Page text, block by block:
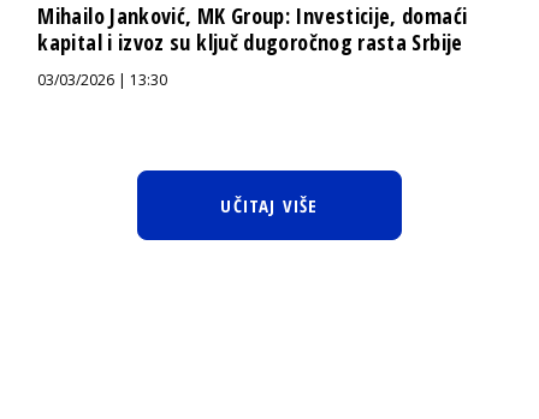
Mihailo Janković, MK Group: Investicije, domaći
kapital i izvoz su ključ dugoročnog rasta Srbije
03/03/2026 | 13:30
UČITAJ VIŠE